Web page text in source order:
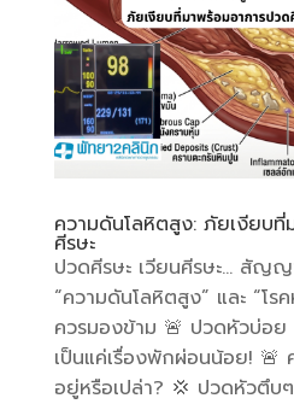
ความดันโลหิตสูง: ภัยเงียบที่
ศีรษะ
ปวดศีรษะ เวียนศีรษะ… สัญ
“ความดันโลหิตสูง” และ “โ
ควรมองข้าม 🚨 ปวดหัวบ่อย
เป็นแค่เรื่องพักผ่อนน้อย! 🚨
อยู่หรือเปล่า? 💢 ปวดหัวตึบๆ